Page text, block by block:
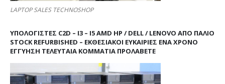
LAPTOP SALES TECHNOSHOP
ΥΠΟΛΟΓΙΣΤΕΣ C2D – I3 – I5 AMD HP / DELL / LENOVO ΑΠΟ ΠΑΛΙΌ
STOCK REFURBISHED – ΕΚΘΕΣΙΑΚΟΊ ΕΥΚΑΙΡΊΕΣ ΈΝΑ ΧΡΌΝΟ
ΕΓΓΎΗΣΗ ΤΕΛΕΥΤΑΊΑ ΚΟΜΜΆΤΙΑ ΠΡΟΛΑΒΕΤΕ